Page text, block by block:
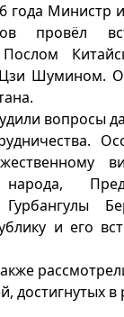
года Министр
провёл
Цзи Шумином.
вопросы
народа,
Гурбангулы
и его
достигнутых в